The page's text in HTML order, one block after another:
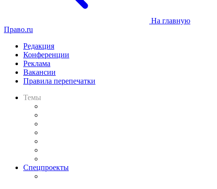
На главную
Право.ru
Редакция
Конференции
Реклама
Вакансии
Правила перепечатки
Темы
Спецпроекты